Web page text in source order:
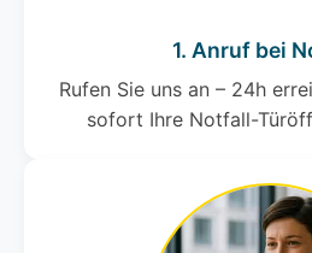
1. Anruf bei
Rufen Sie uns an – 24h
sofort Ihre Notfall-